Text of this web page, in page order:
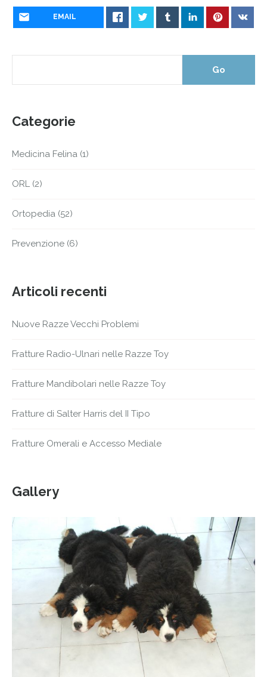
EMAIL
Categorie
Medicina Felina (1)
ORL (2)
Ortopedia (52)
Prevenzione (6)
Articoli recenti
Nuove Razze Vecchi Problemi
Fratture Radio-Ulnari nelle Razze Toy
Fratture Mandibolari nelle Razze Toy
Fratture di Salter Harris del II Tipo
Fratture Omerali e Accesso Mediale
Gallery